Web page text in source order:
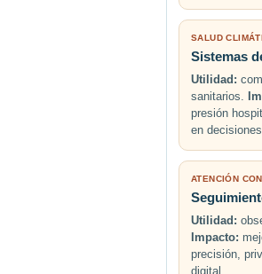
SALUD
Sistemas
Utilidad:
sanitarios.
presión
en
ATENCIÓN
Utilidad:
Impacto:
precisión,
digital.